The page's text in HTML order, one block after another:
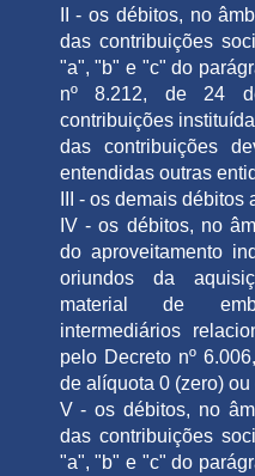
II - os débitos, no
das contribuições
"a", "b" e "c" do
nº 8.212, de 24
contribuições
das contribuições
entendidas outras
III - os demais
IV - os débitos, no
do aproveitamento
oriundos da
material de
intermediários
pelo Decreto nº
de alíquota 0 (zero)
V - os débitos, no
das contribuições
"a", "b" e "c" do